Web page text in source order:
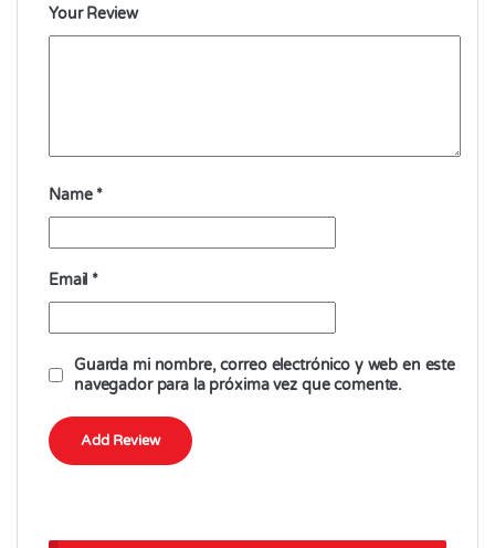
Your Review
Name *
Email *
Guarda mi nombre, correo electrónico y web en este
navegador para la próxima vez que comente.